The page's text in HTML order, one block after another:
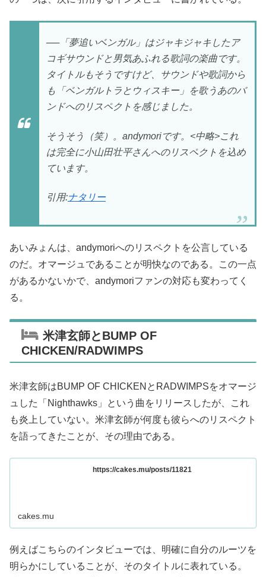
──「夢追いベンガル」はジャキジャキしたア
コギサウンドと男気あふれる歌詞の楽曲です。
タイトルもそうですけど、サウンドや歌詞から
も「ベンガルトラとウィスキー」を歌うあのバ
ンドへのリスペクトを感じました。
そうそう（笑）。andymoriです。<中略>これ
は完全に小山田壮平さんへのリスペクトを込め
ています。
引用:ナタリー
あいみょんは、andymoriへのリスペクトを公言している
のだ。オマージュであることが明快なのである。この一点
があるかないかで、andymoriファンの対応も変わってく
る。
米津玄師とBUMP OF
CHICKEN/RADWIMPS
米津玄師はBUMP OF CHICKENとRADWIMPSをオマージ
ュした「Nighthawks」という曲をリリースしたが、これ
も炎上していない。米津玄師が何度も彼らへのリスペクト
を語ってきたことが、その理由である。
https://cakes.mu/posts/11821
cakes.mu
例えばこちらのインタビューでは、明確に自分のルーツを
明らかにしていることが、そのタイトルに表れている。